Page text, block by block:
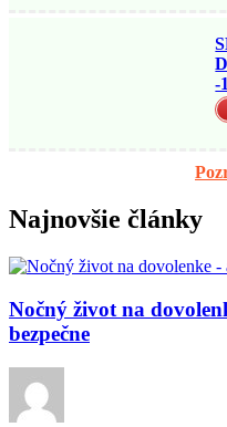
-
Najnovšie články
Nočný život na
bezpečne